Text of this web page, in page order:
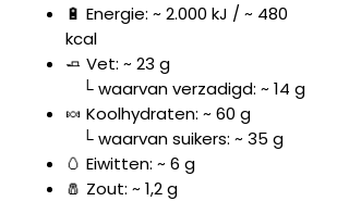
🔋 Energie: ~ 2.000 kJ / ~ 480
kcal
🧈 Vet: ~ 23 g
└ waarvan verzadigd: ~ 14 g
🍬 Koolhydraten: ~ 60 g
└ waarvan suikers: ~ 35 g
🥚 Eiwitten: ~ 6 g
🧂 Zout: ~ 1,2 g